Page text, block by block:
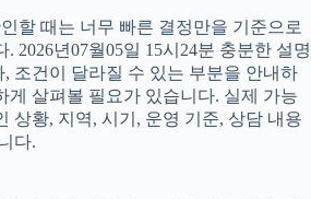
할 때는 너무 빠른 결정만을 기준으로
2026년07월05일 15시24분 충분한 설명
조건이 달라질 수 있는 부분을 안내하
게 살펴볼 필요가 있습니다. 실제 가능
상황, 지역, 시기, 운영 기준, 상담 내용
다.